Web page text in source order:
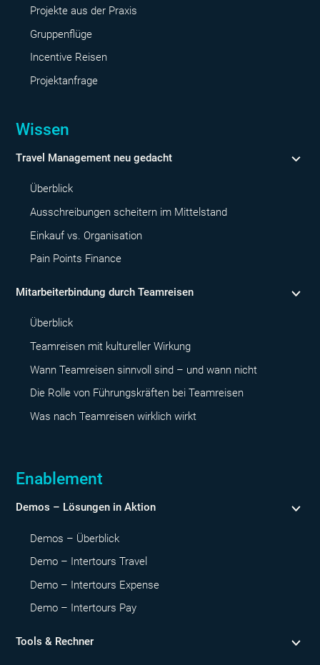
Projekte aus der Praxis
Gruppenflüge
Incentive Reisen
Projektanfrage
Wissen
Travel Management neu gedacht
Überblick
Ausschreibungen scheitern im Mittelstand
Einkauf vs. Organisation
Pain Points Finance
Mitarbeiterbindung durch Teamreisen
Überblick
Teamreisen mit kultureller Wirkung
Wann Teamreisen sinnvoll sind – und wann nicht
Die Rolle von Führungskräften bei Teamreisen
Was nach Teamreisen wirklich wirkt
Enablement
Demos – Lösungen in Aktion
Demos – Überblick
Demo – Intertours Travel
Demo – Intertours Expense
Demo – Intertours Pay
Tools & Rechner